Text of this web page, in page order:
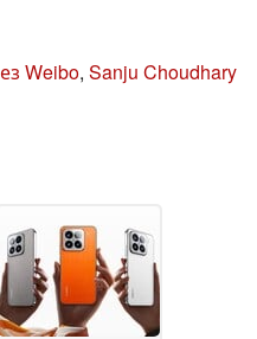
Weibo, Sanju Choudhary